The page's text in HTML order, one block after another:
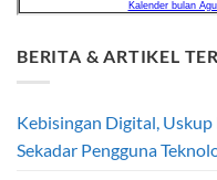
BERITA & ARTIKEL
Kebisingan Digital,
Sekadar Pengguna